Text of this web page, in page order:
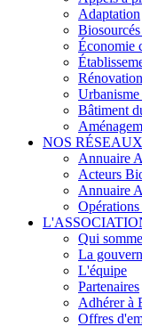
Adaptation
Économie
Rénovation
Bâtiment
NOS RÉSEAUX
Annuaire
Acteurs
Annuaire
Qui
La
L'équipe
Partenaires
Adhérer à
Offres